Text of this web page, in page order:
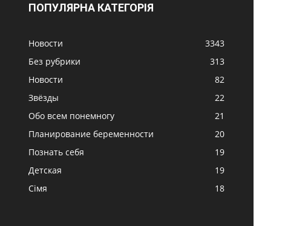
ПОПУЛЯРНА КАТЕГОРІЯ
Новости
3343
Без рубрики
313
Новости
82
Звёзды
22
Обо всем понемногу
21
Планирование беременности
20
Познать себя
19
Детская
19
Сімя
18